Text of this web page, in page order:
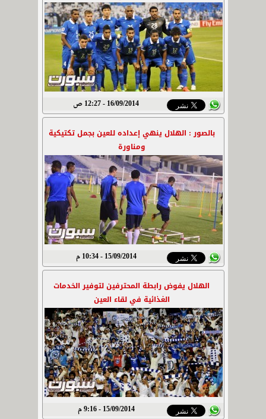
16/09/2014 - 12:27 ص
بالصور : الهلال ينهي إعداده للعين بجمل تكتيكية
ومناورة
15/09/2014 - 10:34 م
الهلال يفوض رابطة المحترفين لتوفير الخدمات
الغذائية في لقاء العين
15/09/2014 - 9:16 م